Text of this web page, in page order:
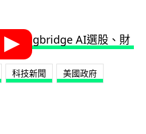
科技新聞 美國政府